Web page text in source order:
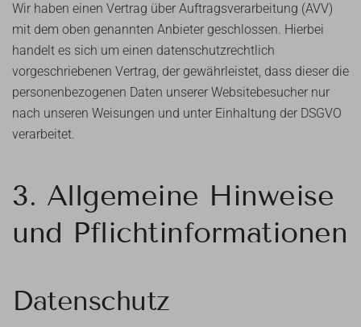
Wir haben einen Vertrag über Auftragsverarbeitung (AVV)
mit dem oben genannten Anbieter geschlossen. Hierbei
handelt es sich um einen datenschutzrechtlich
vorgeschriebenen Vertrag, der gewährleistet, dass dieser die
personenbezogenen Daten unserer Websitebesucher nur
nach unseren Weisungen und unter Einhaltung der DSGVO
verarbeitet.
3. Allgemeine Hinweise
und Pflicht­informationen
Datenschutz